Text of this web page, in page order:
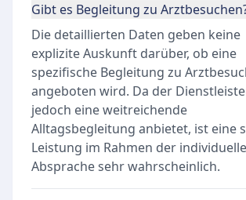
Gibt es Begleitung zu
Die detaillierten Daten geben keine
explizite Auskunft darüber, ob eine
spezifische Begleitung zu
angeboten wird. Da der
jedoch eine weitreichende
Alltagsbegleitung anbietet, ist eine
Leistung im Rahmen der
Absprache sehr wahrscheinlich.